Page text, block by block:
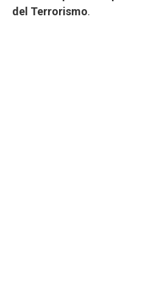
del Terrorismo.